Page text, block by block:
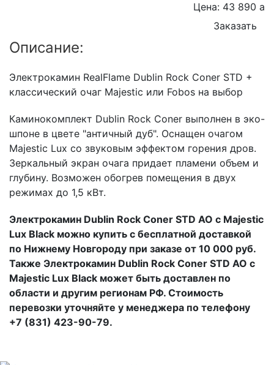
Цена: 43 890 a
Заказать
Описание:
Электрокамин RealFlame Dublin Rock Coner STD +
классический очаг Majestic или Fobos на выбор
Каминокомплект Dublin Rock Coner выполнен в эко-
шпоне в цвете "античный дуб". Оснащен очагом
Majestic Lux со звуковым эффектом горения дров.
Зеркальный экран очага придает пламени объем и
глубину. Возможен обогрев помещения в двух
режимах до 1,5 кВт.
Электрокамин Dublin Rock Coner STD AO с Majestic
Lux Black можно купить с бесплатной доставкой
по Нижнему Новгороду при заказе от 10 000 руб.
Также Электрокамин Dublin Rock Coner STD AO с
Majestic Lux Black может быть доставлен по
области и другим регионам РФ. Стоимость
перевозки уточняйте у менеджера по телефону
+7 (831) 423-90-79.